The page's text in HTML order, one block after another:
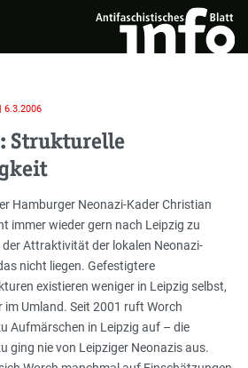
öffnen
6.3.2006
Strukturelle
Hamburger Neonazi-Kader Christian
immer wieder gern nach Leipzig zu
der Attraktivität der lokalen Neonazi-
nicht liegen. Gefestigtere
existieren weniger in Leipzig selbst,
im Umland. Seit 2001 ruft Worch
Aufmärschen in Leipzig auf – die
ging nie von Leipziger Neonazis aus.